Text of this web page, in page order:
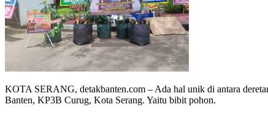
KOTA SERANG, detakbanten.com – Ada hal unik di antara
Banten, KP3B Curug, Kota Serang. Yaitu bibit pohon.